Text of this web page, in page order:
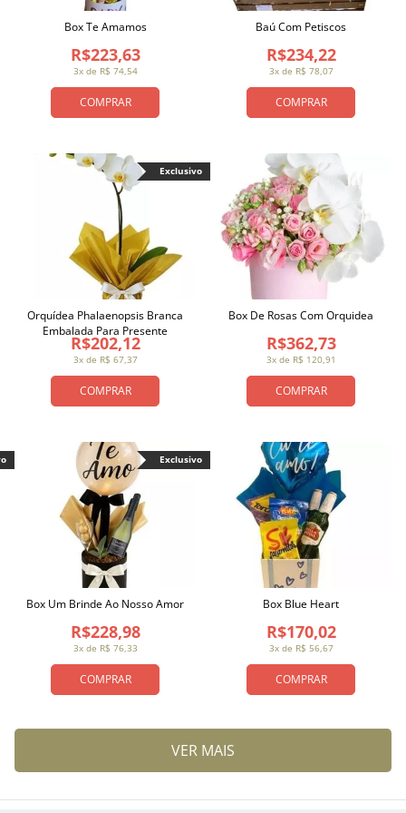
COMPRAR
3x de R$ 74,54
R$223,63
Box Te Amamos
COMPRAR
3x de R$ 78,07
R$234,22
Baú Com Petiscos
COMPRAR
3x de R$ 67,37
R$202,12
Orquídea Phalaenopsis Branca
Embalada Para Presente
Exclusivo
COMPRAR
3x de R$ 120,91
R$362,73
Box De Rosas Com Orquidea
COMPRAR
3x de R$ 76,33
R$228,98
Box Um Brinde Ao Nosso Amor
Exclusivo
COMPRAR
3x de R$ 56,67
R$170,02
Box Blue Heart
VER MAIS